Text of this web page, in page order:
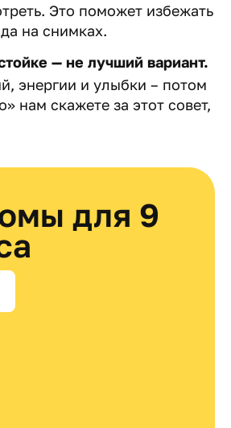
Это поможет избежать
на снимках.
— не лучший вариант.
энергии и улыбки – потом
нам скажете за этот совет,
для 9